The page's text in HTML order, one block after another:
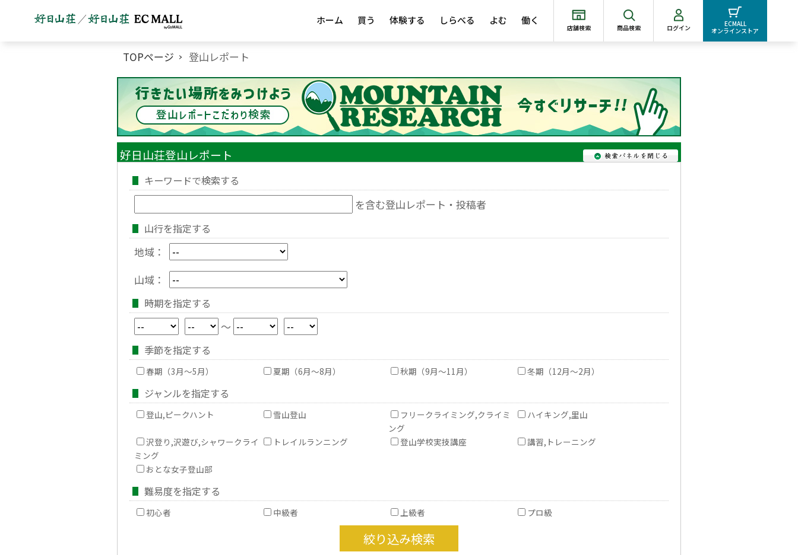
ホーム 買う 体験する しらべる よむ 働く
店舗検索 商品検索 ログイン
ECMALL
オンラインストア
TOPページ 登山レポート
好日山荘登山レポート
キーワードで検索する
を含む登山レポート・投稿者
山行を指定する
地域：
山域：
時期を指定する
～
季節を指定する
春期（3月～5月） 夏期（6月～8月） 秋期（9月～11月） 冬期（12月～2月）
ジャンルを指定する
登山,ピークハント 雪山登山
フリークライミング,クライミ
ング
ハイキング,里山
沢登り,沢遊び,シャワークライ
ミング
トレイルランニング 登山学校実技講座 講習,トレーニング
おとな女子登山部
難易度を指定する
初心者 中級者 上級者 プロ級
絞り込み検索